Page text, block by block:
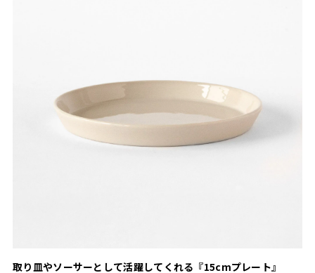
取り皿やソーサーとして活躍してくれる『15cmプレート』